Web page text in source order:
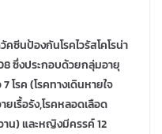
ซีนป้องกันโรคไวรัสโคโรน่า
ซึ่งประกอบด้วยกลุ่มอายุ
โรค (โรคทางเดินหายใจ
ยเรื้อรัง,โรคหลอดเลือด
วาน) และหญิงมีครรค์ 12